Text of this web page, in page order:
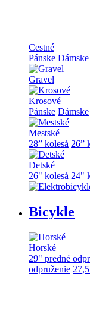
Cestné
Pánske Dámske
Gravel
Krosové
Pánske Dámske
Mestské
28” kolesá 26”
Detské
26" kolesá 24"
Bicykle
Horské
29" predné
odpruženie